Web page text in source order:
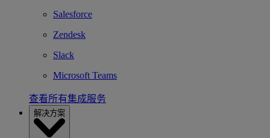
Salesforce
Zendesk
Slack
Microsoft Teams
查看所有集成服务
解决方案